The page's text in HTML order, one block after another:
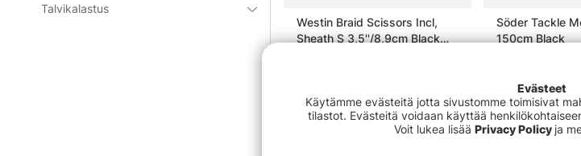
Talvikalastus
Westin Braid Scissors Incl,
Sheath S 3,5''/8,9cm Black
Söder Tackle
150cm Black
Evästeet
Käytämme evästeitä jotta sivustomme toimisivat
tilastot. Evästeitä voidaan käyttää
Voit lukea lisää Privacy Policy ja